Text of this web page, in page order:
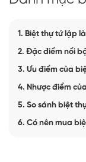
1. Biệt thự tứ lập
2. Đặc điểm nổi
3. Ưu điểm của
4. Nhược điểm
5. So sánh biệt
6. Có nên mua